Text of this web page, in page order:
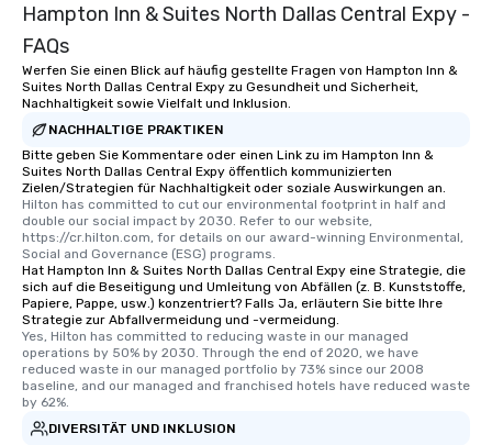
Hampton Inn & Suites North Dallas Central Expy -
FAQs
Werfen Sie einen Blick auf häufig gestellte Fragen von Hampton Inn &
Suites North Dallas Central Expy zu Gesundheit und Sicherheit,
Nachhaltigkeit sowie Vielfalt und Inklusion.
NACHHALTIGE PRAKTIKEN
Bitte geben Sie Kommentare oder einen Link zu im Hampton Inn &
Suites North Dallas Central Expy öffentlich kommunizierten
Zielen/Strategien für Nachhaltigkeit oder soziale Auswirkungen an.
Hilton has committed to cut our environmental footprint in half and
double our social impact by 2030. Refer to our website,
https://cr.hilton.com, for details on our award-winning Environmental,
Social and Governance (ESG) programs.
Hat Hampton Inn & Suites North Dallas Central Expy eine Strategie, die
sich auf die Beseitigung und Umleitung von Abfällen (z. B. Kunststoffe,
Papiere, Pappe, usw.) konzentriert? Falls Ja, erläutern Sie bitte Ihre
Strategie zur Abfallvermeidung und -vermeidung.
Yes, Hilton has committed to reducing waste in our managed
operations by 50% by 2030. Through the end of 2020, we have
reduced waste in our managed portfolio by 73% since our 2008
baseline, and our managed and franchised hotels have reduced waste
by 62%.
DIVERSITÄT UND INKLUSION